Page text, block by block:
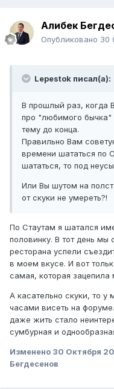
Алибек
Опубликовано 30
Lepestok писал(а):
В прошлый раз, когда
про "любимого бычка"
тему до конца.
Правильно Вам
времени шататься по
шататься, то под
Или Вы шутом на
от скуки не умереть?!
По Стаутам я шатался
половинку. В тот день
ресторана успели
в моем вкусе. И вот
самая, которая зацепила
А касательно скуки, то у
часами висеть на
даже жить стало
сумбурная и
Изменено 30 Октября
Бегдесенов